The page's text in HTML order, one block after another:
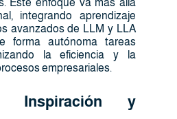
Este enfoque va más allá
integrando aprendizaje
avanzados de LLM y LLA
forma autónoma tareas
la eficiencia y la
empresariales.
Inspiración y